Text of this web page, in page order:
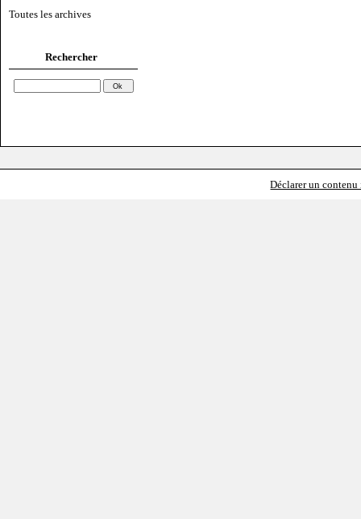
Toutes les archives
Rechercher
Déclarer un